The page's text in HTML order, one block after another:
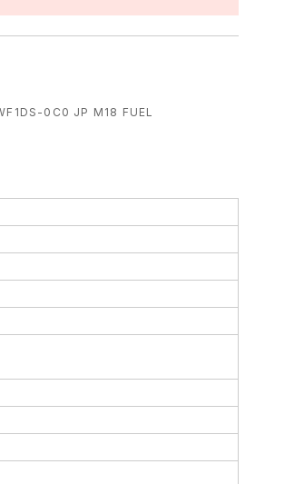
0C0 JP M18 FUEL